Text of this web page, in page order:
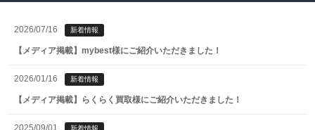
2026/07/16 新着情報
【メディア掲載】mybest様にご紹介いただきました！
2026/01/16 新着情報
【メディア掲載】らくらく買取様にご紹介いただきました！
2025/09/01 新着情報